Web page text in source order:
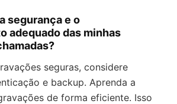
segurança e o
adequado das minhas
seguras, considere
e backup. Aprenda a
de forma eficiente. Isso